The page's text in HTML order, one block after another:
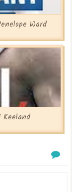
Ward
Keeland